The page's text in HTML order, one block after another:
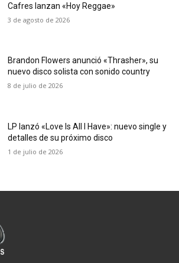
Cafres lanzan «Hoy Reggae»
3 de agosto de 2026
Brandon Flowers anunció «Thrasher», su
nuevo disco solista con sonido country
8 de julio de 2026
LP lanzó «Love Is All I Have»: nuevo single y
detalles de su próximo disco
1 de julio de 2026